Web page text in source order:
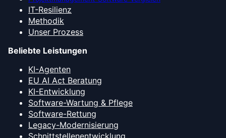
IT-Resilienz
Methodik
Unser Prozess
Beliebte Leistungen
KI-Agenten
EU AI Act Beratung
KI-Entwicklung
Software-Wartung & Pflege
Software-Rettung
Legacy-Modernisierung
Schnittstellenentwicklung